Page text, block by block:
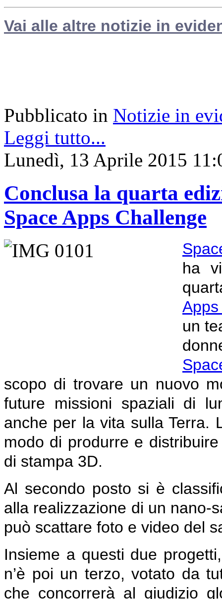
Vai alle altre notizie in
Pubblicato in Notizie in
Leggi tutto...
Lunedì, 13 Aprile 2015
Conclusa la quarta
Space Apps Challenge
ha
un
scopo di trovare un nuovo
future missioni spaziali di
anche per la vita sulla Terra.
modo di produrre e
di stampa 3D.
Al secondo posto si è
alla realizzazione di un nano-
può scattare foto e video del
Insieme a questi due
n’è poi un terzo, votato da
che concorrerà al giudizio